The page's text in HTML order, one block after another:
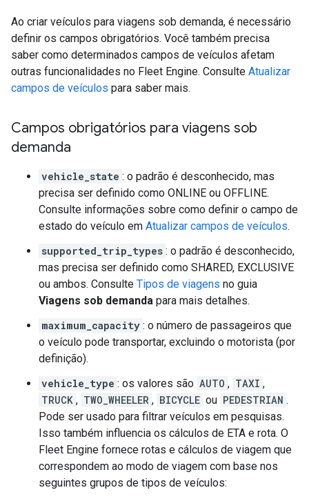
Ao criar veículos para viagens sob demanda, é necessário
definir os campos obrigatórios. Você também precisa
saber como determinados campos de veículos afetam
outras funcionalidades no Fleet Engine. Consulte Atualizar
campos de veículos para saber mais.
Campos obrigatórios para viagens sob
demanda
vehicle_state : o padrão é desconhecido, mas
precisa ser definido como ONLINE ou OFFLINE.
Consulte informações sobre como definir o campo de
estado do veículo em Atualizar campos de veículos.
supported_trip_types : o padrão é desconhecido,
mas precisa ser definido como SHARED, EXCLUSIVE
ou ambos. Consulte Tipos de viagens no guia
Viagens sob demanda para mais detalhes.
maximum_capacity : o número de passageiros que
o veículo pode transportar, excluindo o motorista (por
definição).
vehicle_type : os valores são AUTO , TAXI ,
TRUCK , TWO_WHEELER , BICYCLE ou PEDESTRIAN .
Pode ser usado para filtrar veículos em pesquisas.
Isso também influencia os cálculos de ETA e rota. O
Fleet Engine fornece rotas e cálculos de viagem que
correspondem ao modo de viagem com base nos
seguintes grupos de tipos de veículos: